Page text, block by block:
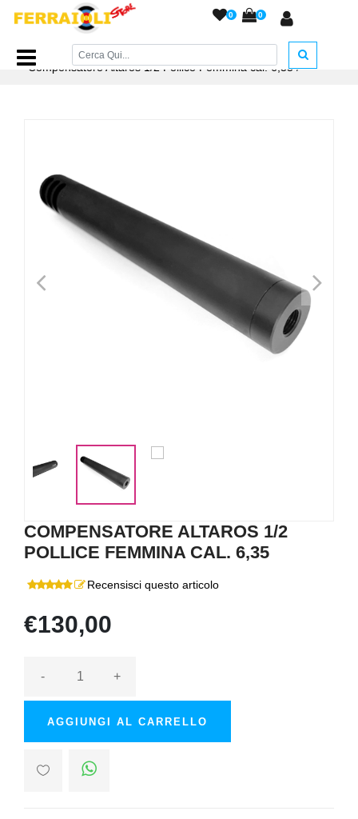
0 0
Home Page/ACCESSORI ARMERIA/Compensatori
/
Compensatore Altaros 1/2 Pollice Femmina cal. 6,35/
< >
COMPENSATORE ALTAROS 1/2
POLLICE FEMMINA CAL. 6,35
Recensisci questo articolo
€130,00
- +
AGGIUNGI AL CARRELLO